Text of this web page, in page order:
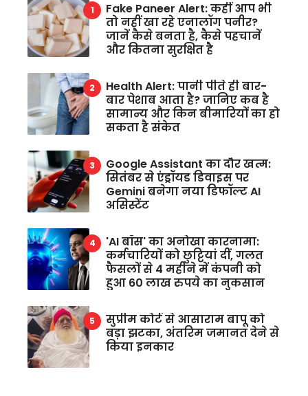
Fake Paneer Alert: कहीं आप भी
तो नहीं खा रहे एनालॉग पनीर?
जानें कैसे बनता है, कैसे पहचानें
और कितना सुरक्षित है
Health Alert: पानी पीते ही बार-
बार पेशाब आता है? जानिए कब है
सामान्य और किन बीमारियों का हो
सकता है संकेत
Google Assistant का दौर खत्म:
सितंबर से एंड्रॉयड डिवाइस पर
Gemini बनेगा नया डिफॉल्ट AI
असिस्टेंट
'AI बॉस' का अनोखा कारनामा:
कर्मचारियों को छुट्टियां दीं, गलत
फैसलों से 4 महीने में कंपनी को
हुआ 60 लाख रुपये का नुकसान
सुप्रीम कोर्ट से आसाराम बापू को
बड़ा झटका, अंतरिम जमानत देने से
किया इनकार